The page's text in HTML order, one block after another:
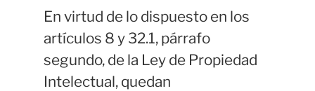
En virtud de lo dispuesto en los
artículos 8 y 32.1, párrafo
segundo, de la Ley de Propiedad
Intelectual, quedan